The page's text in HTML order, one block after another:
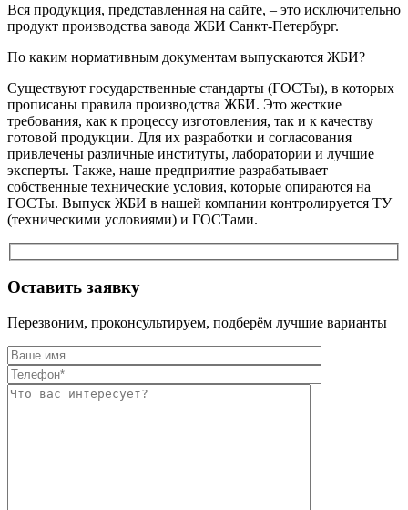
Вся продукция, представленная на сайте, – это исключительно
продукт производства завода ЖБИ Санкт-Петербург.
По каким нормативным документам выпускаются ЖБИ?
Существуют государственные стандарты (ГОСТы), в которых
прописаны правила производства ЖБИ. Это жесткие
требования, как к процессу изготовления, так и к качеству
готовой продукции. Для их разработки и согласования
привлечены различные институты, лаборатории и лучшие
эксперты. Также, наше предприятие разрабатывает
собственные технические условия, которые опираются на
ГОСТы. Выпуск ЖБИ в нашей компании контролируется ТУ
(техническими условиями) и ГОСТами.
Оставить заявку
Перезвоним, проконсультируем, подберём лучшие варианты